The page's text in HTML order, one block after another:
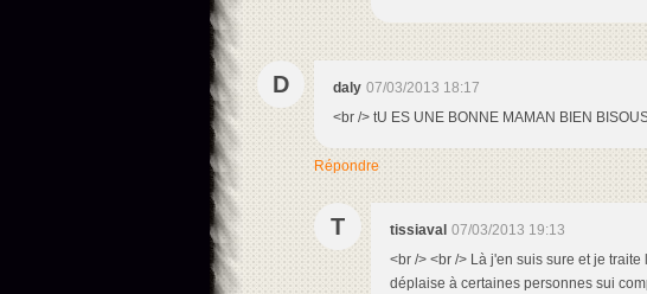
D daly 07/03/2013 18:17
<br /> tU ES UNE BONNE MAMAN BIEN
Répondre
T tissiaval 07/03/2013 19:13
<br /> <br /> Là j'en suis sure et je
déplaise à certaines personnes sui